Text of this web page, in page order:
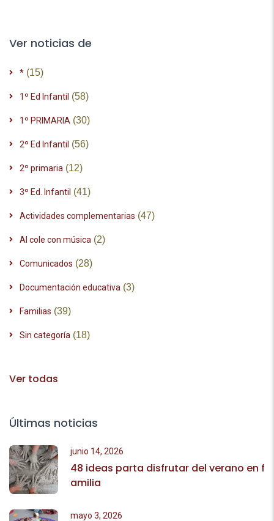
Ver noticias de
* (15)
1º Ed Infantil (58)
1º PRIMARIA (30)
2º Ed Infantil (56)
2º primaria (12)
3º Ed. Infantil (41)
Actividades complementarias (47)
Al cole con música (2)
Comunicados (28)
Documentación educativa (3)
Familias (39)
Sin categoría (18)
Ver todas
Últimas noticias
junio 14, 2026
48 ideas parta disfrutar del verano en f
amilia
mayo 3, 2026